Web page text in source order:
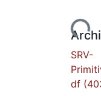
Cargando...
SRV-
df